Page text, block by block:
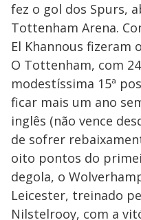
fez o gol dos Spurs,
Tottenham Arena.
El Khannous fizeram
O Tottenham, com
modestíssima 15ª
ficar mais um ano
inglês (não vence
de sofrer
oito pontos do
degola, o
Leicester, treinado
Nilstelrooy, com a